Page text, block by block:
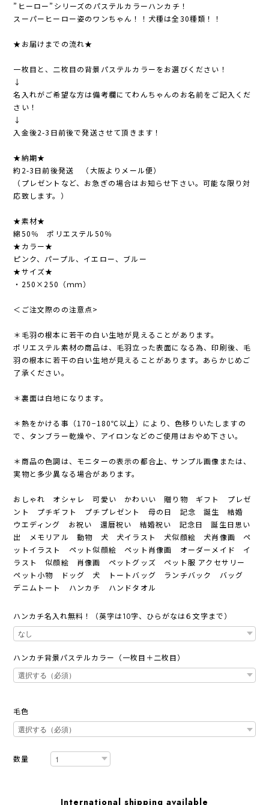
”ヒーロー”シリーズのパステルカラーハンカチ！
スーパーヒーロー姿のワンちゃん！！犬種は全30種類！！
★お届けまでの流れ★
一枚目と、二枚目の背景パステルカラーをお選びください！
↓
名入れがご希望な方は備考欄にてわんちゃんのお名前をご記入くだ
さい！
↓
入金後2-3日前後で発送させて頂きます！
★納期★
約2-3日前後発送 （大阪よりメール便）
（プレゼントなど、お急ぎの場合はお知らせ下さい。可能な限り対
応致します。）
★素材★
綿50％ ポリエステル50％
★カラー★
ピンク、パープル、イエロー、ブルー
★サイズ★
・250×250（ｍｍ）
＜ご注文際のの注意点>
＊毛羽の根本に若干の白い生地が見えることがあります。
ポリエステル素材の商品は、毛羽立った表面になる為、印刷後、毛
羽の根本に若干の白い生地が見えることがあります。あらかじめご
了承ください。
＊裏面は白地になります。
＊熱をかける事（170−180℃以上）により、色移りいたしますの
で、タンブラー乾燥や、アイロンなどのご使用はおやめ下さい。
＊商品の色調は、モニターの表示の都合上、サンプル画像または、
実物と多少異なる場合があります。
おしゃれ オシャレ 可愛い かわいい 贈り物 ギフト プレゼ
ント プチギフト プチプレゼント 母の日 記念 誕生 結婚
ウエディング お祝い 還暦祝い 結婚祝い 記念日 誕生日思い
出 メモリアル 動物 犬 犬イラスト 犬似顔絵 犬肖像画 ペ
ットイラスト ペット似顔絵 ペット肖像画 オーダーメイド イ
ラスト 似顔絵 肖像画 ペットグッズ ペット服 アクセサリー
ペット小物 ドッグ 犬 トートバッグ ランチバック バッグ
デニムトート ハンカチ ハンドタオル
ハンカチ名入れ無料！（英字は10字、ひらがなは６文字まで）
ハンカチ背景パステルカラー（一枚目＋二枚目）
毛色
数量
International shipping available